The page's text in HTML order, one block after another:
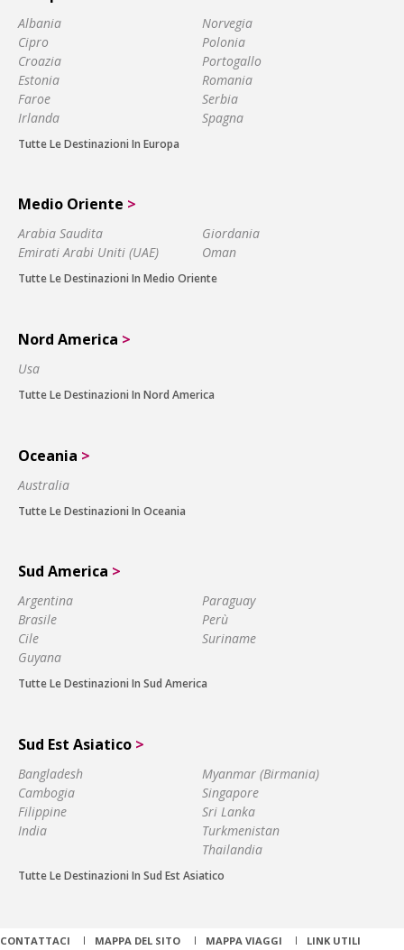
Albania
Cipro
Croazia
Estonia
Faroe
Irlanda
Norvegia
Polonia
Portogallo
Romania
Serbia
Spagna
Tutte Le Destinazioni In Europa
Medio Oriente >
Arabia Saudita
Emirati Arabi Uniti (UAE)
Giordania
Oman
Tutte Le Destinazioni In Medio Oriente
Nord America >
Usa
Tutte Le Destinazioni In Nord America
Oceania >
Australia
Tutte Le Destinazioni In Oceania
Sud America >
Argentina
Brasile
Cile
Guyana
Paraguay
Perù
Suriname
Tutte Le Destinazioni In Sud America
Sud Est Asiatico >
Bangladesh
Cambogia
Filippine
India
Myanmar (Birmania)
Singapore
Sri Lanka
Turkmenistan
Thailandia
Tutte Le Destinazioni In Sud Est Asiatico
CONTATTACI MAPPA DEL SITO MAPPA VIAGGI
LINK UTILI